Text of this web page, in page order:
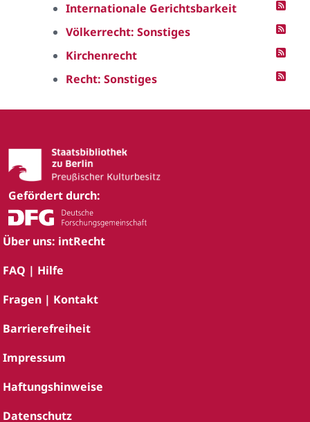
Internationale Gerichtsbarkeit
Völkerrecht: Sonstiges
Kirchenrecht
Recht: Sonstiges
Gefördert durch:
Über uns: intRecht
FAQ | Hilfe
Fragen | Kontakt
Barrierefreiheit
Impressum
Haftungshinweise
Datenschutz